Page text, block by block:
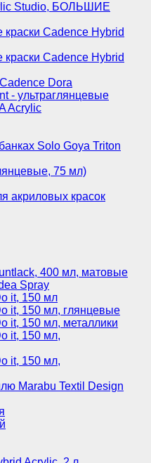
Studio, БОЛЬШИЕ
Cadence Hybrid
Cadence Hybrid
Dora
- ультраглянцевые
Acrylic
Solo Goya Triton
75 мл)
акриловых красок
400 мл, матовые
Spray
it, 150 мл
it, 150 мл, глянцевые
it, 150 мл, металлики
it, 150 мл,
it, 150 мл,
Marabu Textil Design